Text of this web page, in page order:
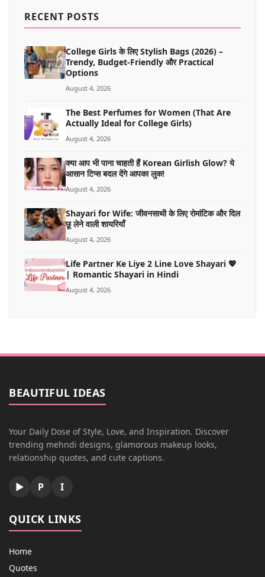
RECENT POSTS
College Girls के लिए Stylish Bags (2026) –
Trendy, Budget-Friendly और Practical
Options
August 4, 2026
The Best Perfumes for Women (That Are
Actually Ideal for College Girls)
August 4, 2026
क्या आप भी पाना चाहती हैं Korean Girlish Glow? ये
आसान टिप्स बदल देंगे आपका लुक!
August 4, 2026
Shayari for Wife: जीवनसाथी के लिए रोमांटिक और दिल
छू लेने वाली शायरियाँ
August 4, 2026
Life Partner Ke Liye 2 Line Love Shayari 💖
| Romantic Shayari in Hindi
August 4, 2026
BEAUTIFUL IDEAS
Your Daily Dose of Style, Love, and Inspiration. Discover
trending mehndi designs, glamorous makeup looks,
relationship quotes, and cute captions.
▶ P I
QUICK LINKS
Home
Quotes